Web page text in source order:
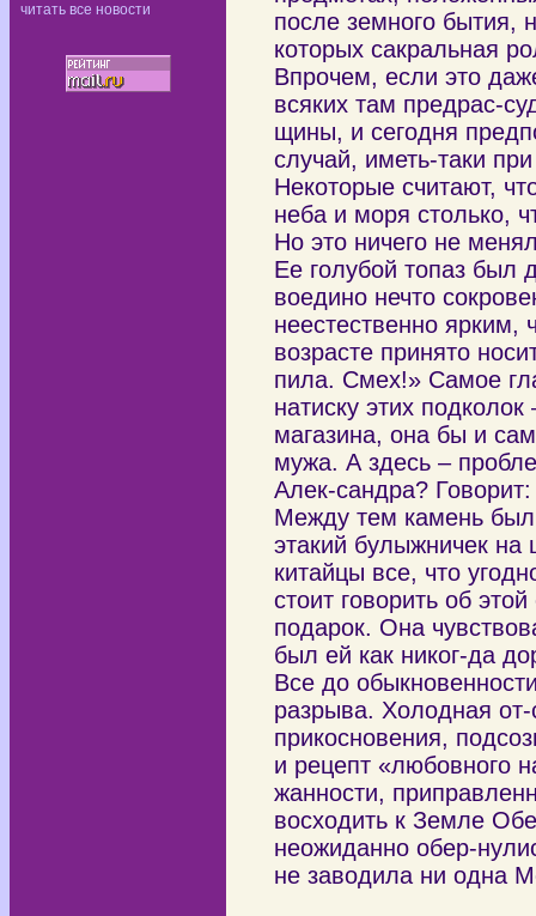
читать все новости
после земного бытия,
которых сакральная
Впрочем, если это
всяких там предрас-
щины, и сегодня
случай, иметь-таки
Некоторые считают,
неба и моря столько,
Но это ничего не
Ее голубой топаз был
воедино нечто
неестественно ярким,
возрасте принято
пила. Смех!» Самое
натиску этих
магазина, она бы и
мужа. А здесь –
Алек-сандра?
Между тем камень
этакий булыжничек
китайцы все, что
стоит говорить об
подарок. Она
был ей как никог-да
Все до
разрыва. Холодная от-
прикосновения,
и рецепт «любовного
жанности,
восходить к Земле
неожиданно обер-
не заводила ни одна